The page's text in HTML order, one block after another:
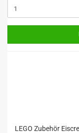
LEGO Zubehör